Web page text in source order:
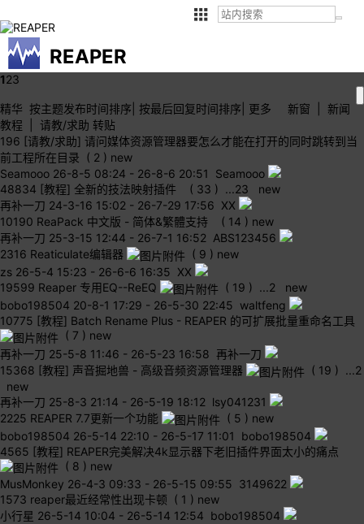
REAPER
123
精华 按主题发布时间排序 按最后回复时间排序 更多 新窗
新闻
教程
请教/求助 转贴
196 [请教/求助] 请问媒体资源管理器要怎么才能在打开的同时跳转到当
前工程所在目录 ( 2 ) new
Seamooo 26-8-5 08:24 - 26-8-6 20:51 Seamooo
48834 [教程] 全新的技法映射插件 ( 33 ) ...23
new
再补一刀 24-3-16 15:02 - 26-7-29 17:56 XX
10190 ReaPack 中文版 - 简体&繁體支持 ( 14 ) new
再补一刀 25-3-15 12:44 - 26-7-1 16:52 ABS123456
2316 Reaticulate编辑器 ( 9 ) new
zs 26-5-4 15:23 - 26-6-6 16:35 XX
19599 Reaper 专用EQ--ReEQ ( 19 ) ...2
new
bobo198504 20-8-1 17:29 - 26-5-30 22:45 waltfeng
10775 [教程] Batch Rename Plus - REAPER 的可扩展批量重命名工具
( 7 ) new
再补一刀 25-5-8 11:46 - 26-5-23 16:58 再补一刀
15368 [教程] 声音掘地兽 - 高级音频资源管理器 ( 19 ) ...2
new
再补一刀 25-8-3 21:14 - 26-5-19 18:12 lsy041231
2225 REAPER 7.7更新一个功能 ( 5 ) new
bobo198504 26-5-14 22:10 - 26-5-17 11:01 bobo198504
4565 [教程] REAPER完美解决4k显示器下老旧插件界面太小的痛点
( 8 ) new
MusMonkey 26-4-3 09:33 - 26-5-15 09:55 3149622
1573 reaper最近经常性出现卡顿 ( 1 ) new
小行星 26-5-14 10:04 - 26-5-14 12:54 bobo198504